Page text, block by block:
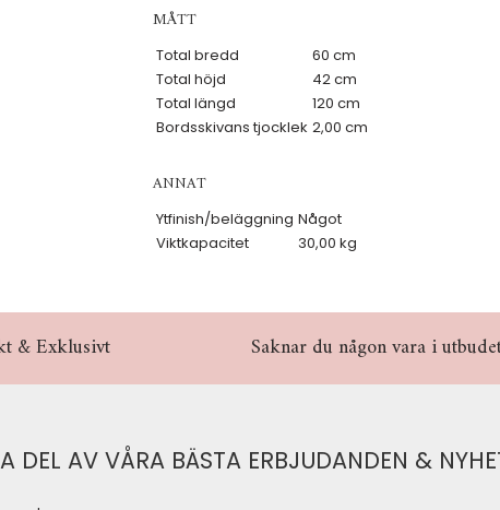
MÅTT
Total bredd
60 cm
Total höjd
42 cm
Total längd
120 cm
Bordsskivans tjocklek 2,00 cm
ANNAT
Ytfinish/beläggning Något
Viktkapacitet
30,00 kg
& Exklusivt Saknar du någon vara i
DEL AV VÅRA BÄSTA ERBJUDANDEN &